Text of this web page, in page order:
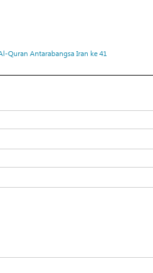
Quran Antarabangsa Iran ke 41